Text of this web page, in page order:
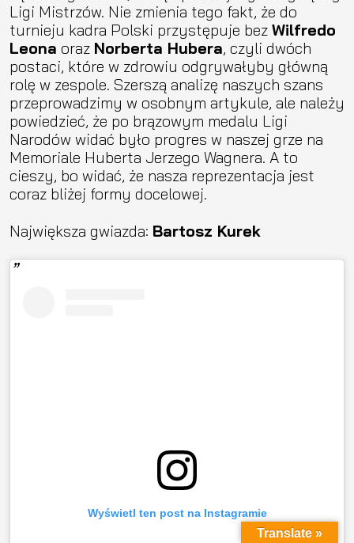
Ligi Mistrzów. Nie zmienia tego fakt, że do
turnieju kadra Polski przystępuje bez Wilfredo
Leona oraz Norberta Hubera, czyli dwóch
postaci, które w zdrowiu odgrywałyby główną
rolę w zespole. Szerszą analizę naszych szans
przeprowadzimy w osobnym artykule, ale należy
powiedzieć, że po brązowym medalu Ligi
Narodów widać było progres w naszej grze na
Memoriale Huberta Jerzego Wagnera. A to
cieszy, bo widać, że nasza reprezentacja jest
coraz bliżej formy docelowej.
Największa gwiazda: Bartosz Kurek
Wyświetl ten post na Instagramie
Translate »